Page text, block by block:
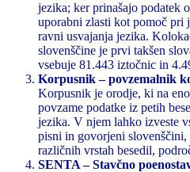
jezika; ker prinašajo podatek
uporabni zlasti kot pomoč
ravni usvajanja jezika.
slovenščine je prvi takšen
vsebuje 81.443 iztočnic in
Korpusnik – povzemalnik
Korpusnik je orodje, ki na
povzame podatke iz petih
jezika. V njem lahko izveste
pisni in govorjeni slovenščini,
različnih vrstah besedil,
SENTA – Stavčno